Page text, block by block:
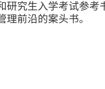
研究生入学考试参考
前沿的案头书。